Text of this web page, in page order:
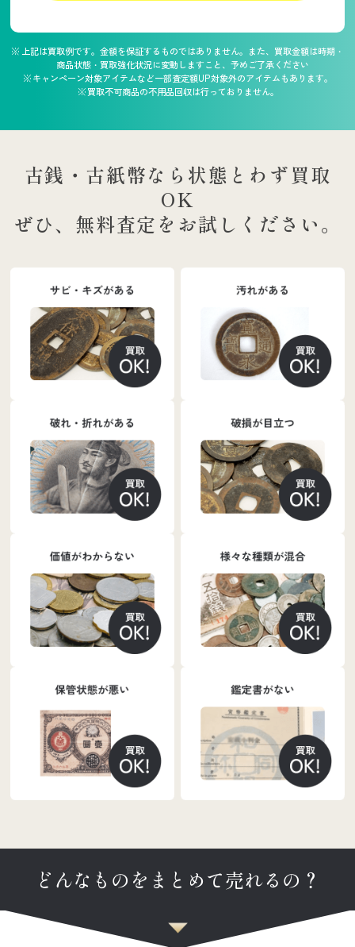
上記は買取例です。金額を保証するものではありません。また、買取金額は時期・
商品状態・買取強化状況に変動しますこと、予めご了承ください
キャンペーン対象アイテムなど一部査定額UP対象外のアイテムもあります。
買取不可商品の不用品回収は行っておりません。
古銭・古紙幣なら状態とわず買取
OK
ぜひ、無料査定をお試しください。
どんなものをまとめて売れるの？